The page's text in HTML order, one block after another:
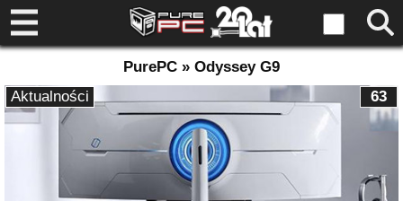
PurePC » Odyssey G9
63
Aktualności